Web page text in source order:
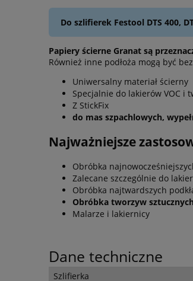
Do szlifierek Festool DTS 400,
Papiery ścierne Granat są
Również inne podłoża mogą być
Uniwersalny materiał ścierny
Specjalnie do lakierów VOC i
Z StickFix
do mas szpachlowych,
Najważniejsze
Obróbka
Zalecane szczególnie do
Obróbka najtwardszych
Obróbka tworzyw
Malarze i lakiernicy
Dane techniczne
Szlifierka